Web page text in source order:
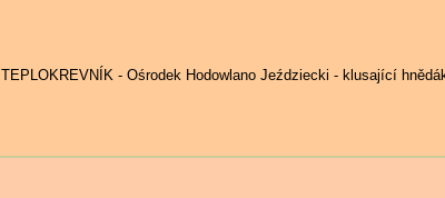
TEPLOKREVNÍK - Ośrodek Hodowlano Jeździecki - klusající